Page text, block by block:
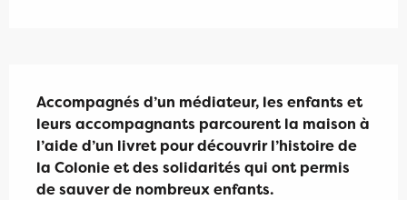
Accompagnés d’un médiateur, les enfants et
leurs accompagnants parcourent la maison à
l’aide d’un livret pour découvrir l’histoire de
la Colonie et des solidarités qui ont permis
de sauver de nombreux enfants.